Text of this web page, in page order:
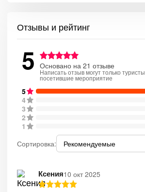
Отзывы и рейтинг
5 Основано на 21 отзыве
Написать отзыв могут только туристы
посетившие мероприятие
5
4
3
2
1
Сортировка:
Ксения10 окт 2025